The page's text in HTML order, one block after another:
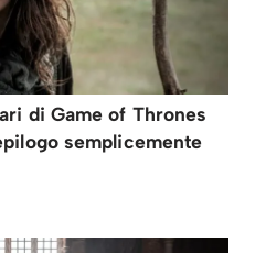
di Game of Thrones
semplicemente